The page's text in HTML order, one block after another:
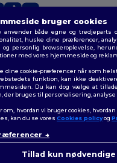
2026. Alle rettigheder forbeholdes
|Tilpasset politik|
bruger cookies
anvender både egne og tredjeparts
huske dine præferencer,
personlig browseroplevelse,
med vores hjemmeside og
dine cookie-præferencer når som
funktion, kan ikke
Du kan dog vælge at
der bruges til personalisering, analyse
om, hvordan vi bruger cookies,
kan du se vores Cookies policyog
Tillad kun nødvendige
bekymringer,